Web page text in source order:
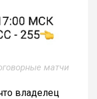
матчи
владелец